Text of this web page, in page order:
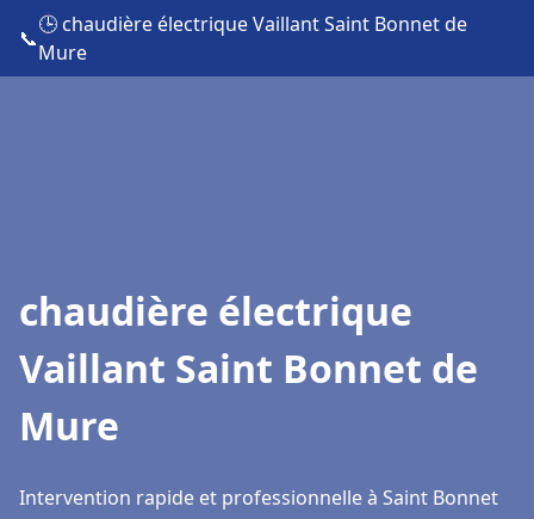
📞
🕒 chaudière électrique Vaillant Saint Bonnet de
Mure
chaudière électrique
Vaillant Saint Bonnet de
Mure
Intervention rapide et professionnelle à Saint Bonnet